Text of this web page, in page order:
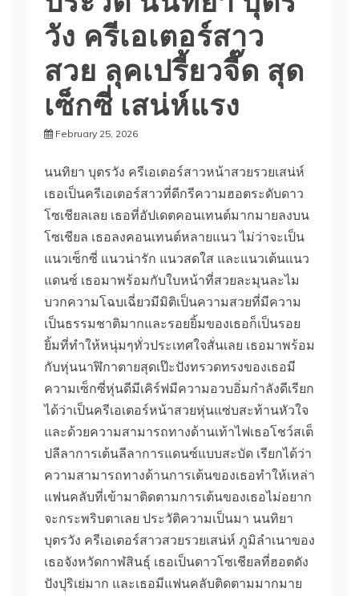
วัง ครีเอเตอร์สาว
สวย ลุคเปรี้ยวจี๊ด สุด
เซ็กซี่ เสน่ห์แรง
February 25, 2026
นนทิยา บุตรวัง ครีเอเตอร์สาวหน้าสวยรวยเสน่ห์
เธอเป็นครีเอเตอร์สาวที่ดีกรีความฮอตระดับดาว
โซเชียลเลย เธอที่อัปเดตคอนเทนต์มากมายลงบน
โซเชียล เธอลงคอนเทนต์หลายแนว ไม่ว่าจะเป็น
แนวเซ็กซี่ แนวน่ารัก แนวสดใส และแนวเต้นแนว
แดนซ์ เธอมาพร้อมกับใบหน้าที่สวยละมุนละไม
บวกความโฉบเฉี่ยวมีมิติเป็นความสวยที่มีความ
เป็นธรรมชาติมากและรอยยิ้มของเธอก็เป็นรอย
ยิ้มที่ทำให้หนุ่มๆทั่วประเทศใจสั่นเลย เธอมาพร้อม
กับหุ่นนาฬิกาตายสุดเป๊ะปังทรวดทรงของเธอมี
ความเซ็กซี่หุ่นดีมีเคิร์ฟมีความอวบอิ่มกำลังดีเรียก
ได้ว่าเป็นครีเอเตอร์หน้าสวยหุ่นแซ่บสะท้านหัวใจ
และด้วยความสามารถทางด้านเท้าไฟเธอโชว์สเต็
ปลีลาการเต้นลีลาการแดนซ์แบบสะบัด เรียกได้ว่า
ความสามารถทางด้านการเต้นของเธอทำให้เหล่า
แฟนคลับที่เข้ามาติดตามการเต้นของเธอไม่อยาก
จะกระพริบตาเลย ประวัติความเป็นมา นนทิยา
บุตรวัง ครีเอเตอร์สาวสวยรวยเสน่ห์ ภูมิลำเนาของ
เธอจังหวัดกาฬสินธุ์ เธอเป็นดาวโซเชียลที่ฮอตดัง
ปังปุริเย่มาก และเธอมีแฟนคลับติดตามมากมาย